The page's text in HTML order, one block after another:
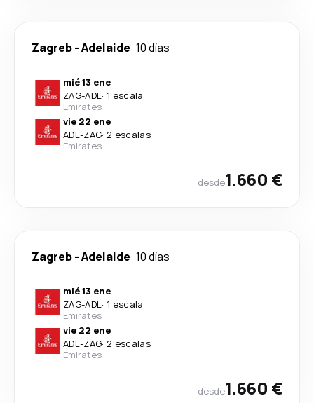
Zagreb-Adelaide 10 días
mié 13 ene
ZAG-ADL· 1 escala
Emirates
vie 22 ene
ADL-ZAG· 2 escalas
Emirates
desde1.660 €
Zagreb-Adelaide 10 días
mié 13 ene
ZAG-ADL· 1 escala
Emirates
vie 22 ene
ADL-ZAG· 2 escalas
Emirates
desde1.660 €